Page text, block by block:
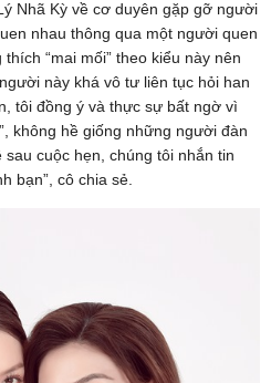
Nhã Kỳ về cơ duyên gặp gỡ người
nhau thông qua một người quen
“mai mối” theo kiểu này nên
này khá vô tư liên tục hỏi han
tôi đồng ý và thực sự bất ngờ vì
không hề giống những người đàn
cuộc hẹn, chúng tôi nhắn tin
bạn”, cô chia sẻ.